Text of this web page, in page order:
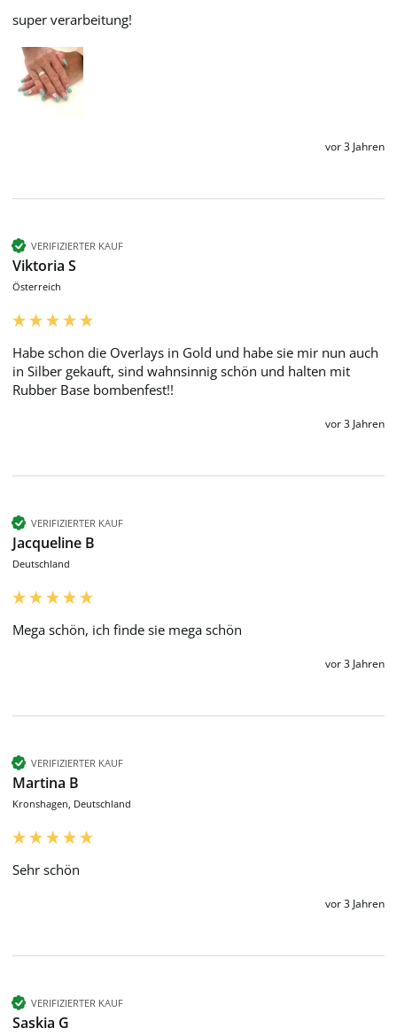
super verarbeitung!
vor 3 Jahren
VERIFIZIERTER KAUF
Viktoria S
Österreich
Habe schon die Overlays in Gold und habe sie mir nun auch
in Silber gekauft, sind wahnsinnig schön und halten mit
Rubber Base bombenfest!!
vor 3 Jahren
VERIFIZIERTER KAUF
Jacqueline B
Deutschland
Mega schön, ich finde sie mega schön
vor 3 Jahren
VERIFIZIERTER KAUF
Martina B
Kronshagen, Deutschland
Sehr schön
vor 3 Jahren
VERIFIZIERTER KAUF
Saskia G